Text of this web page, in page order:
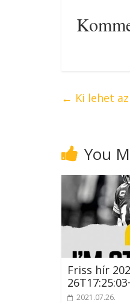
← Ki lehet
You
Friss hír
2021.07.26.